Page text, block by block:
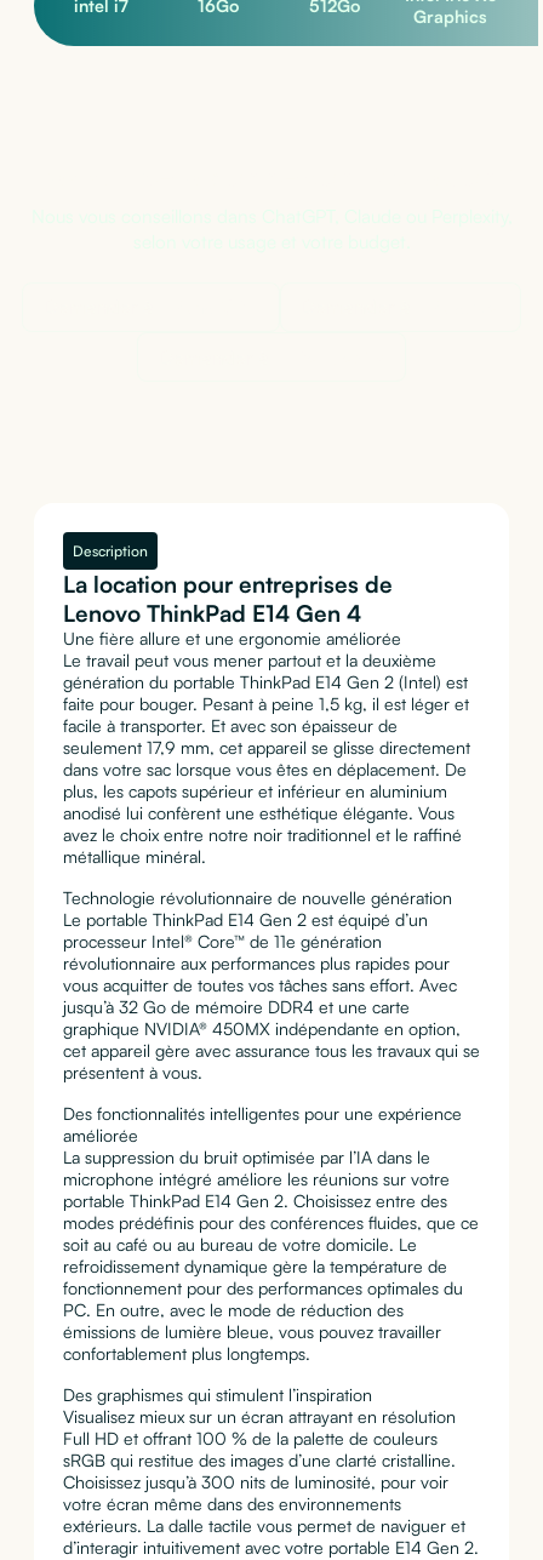
intel i7 16Go 512Go
Graphics
Description
La location pour entreprises de
Lenovo ThinkPad E14 Gen 4
Une fière allure et une ergonomie améliorée
Le travail peut vous mener partout et la deuxième
génération du portable ThinkPad E14 Gen 2 (Intel) est
faite pour bouger. Pesant à peine 1,5 kg, il est léger et
facile à transporter. Et avec son épaisseur de
seulement 17,9 mm, cet appareil se glisse directement
dans votre sac lorsque vous êtes en déplacement. De
plus, les capots supérieur et inférieur en aluminium
anodisé lui confèrent une esthétique élégante. Vous
avez le choix entre notre noir traditionnel et le raffiné
métallique minéral.
Technologie révolutionnaire de nouvelle génération
Le portable ThinkPad E14 Gen 2 est équipé d’un
processeur Intel® Core™ de 11e génération
révolutionnaire aux performances plus rapides pour
vous acquitter de toutes vos tâches sans effort. Avec
jusqu’à 32 Go de mémoire DDR4 et une carte
graphique NVIDIA® 450MX indépendante en option,
cet appareil gère avec assurance tous les travaux qui se
présentent à vous.
Des fonctionnalités intelligentes pour une expérience
améliorée
La suppression du bruit optimisée par l’IA dans le
microphone intégré améliore les réunions sur votre
portable ThinkPad E14 Gen 2. Choisissez entre des
modes prédéfinis pour des conférences fluides, que ce
soit au café ou au bureau de votre domicile. Le
refroidissement dynamique gère la température de
fonctionnement pour des performances optimales du
PC. En outre, avec le mode de réduction des
émissions de lumière bleue, vous pouvez travailler
confortablement plus longtemps.
Des graphismes qui stimulent l’inspiration
Visualisez mieux sur un écran attrayant en résolution
Full HD et offrant 100 % de la palette de couleurs
sRGB qui restitue des images d’une clarté cristalline.
Choisissez jusqu’à 300 nits de luminosité, pour voir
votre écran même dans des environnements
extérieurs. La dalle tactile vous permet de naviguer et
d’interagir intuitivement avec votre portable E14 Gen 2.